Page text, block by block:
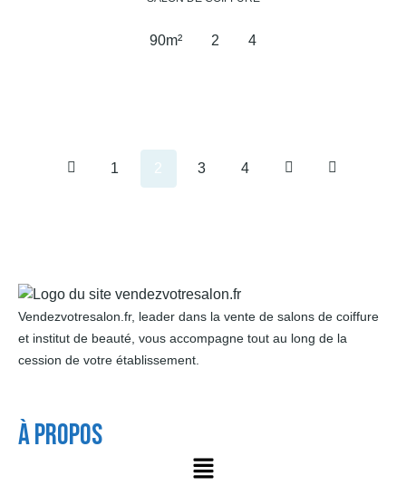
90m² 2 4
1 2 3 4
Vendezvotresalon.fr, leader dans la vente de salons de coiffure
et institut de beauté, vous accompagne tout au long de la
cession de votre établissement.
À Propos